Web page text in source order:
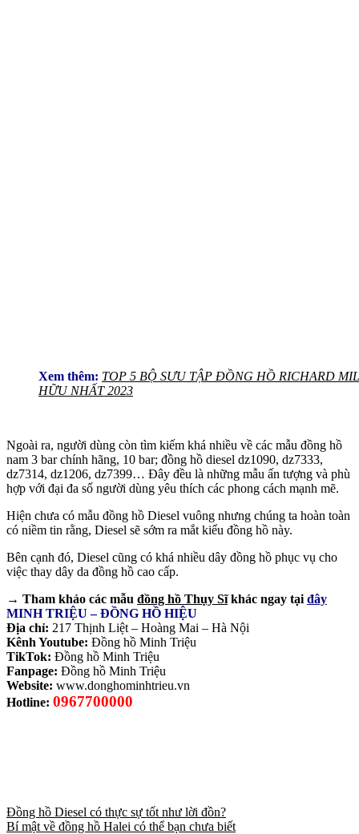
Xem thêm: TOP 5 BỘ SƯU TẬP ĐỒNG HỒ RICHARD
HỮU NHẤT 2023
Ngoài ra, người dùng còn tìm kiếm khá nhiều về các mẫu đồng hồ
nam 3 bar chính hãng, 10 bar; đồng hồ diesel dz1090, dz7333,
dz7314, dz1206, dz7399… Đây đều là những mẫu ấn tượng và phù
hợp với đại đa số người dùng yêu thích các phong cách mạnh mẽ.
Hiện chưa có mẫu đồng hồ Diesel vuông nhưng chúng ta hoàn toàn
có niềm tin rằng, Diesel sẽ sớm ra mắt kiểu đồng hồ này.
Bên cạnh đó, Diesel cũng có khá nhiều dây đồng hồ phục vụ cho
việc thay dây da đồng hồ cao cấp.
→ Tham khảo các mẫu đồng hồ Thụy Sĩkhác ngay tại đây
MINH TRIỆU – ĐỒNG HỒ HIỆU
Địa chỉ: 217 Thịnh Liệt – Hoàng Mai – Hà Nội
Kênh Youtube: Đồng hồ Minh Triệu
TikTok: Đồng hồ Minh Triệu
Fanpage: Đồng hồ Minh Triệu
Website: www.donghominhtrieu.vn
Hotline: 0967700000
Đồng hồ Diesel có thực sự tốt như lời đồn?
Bí mật về đồng hồ Halei có thể bạn chưa biết